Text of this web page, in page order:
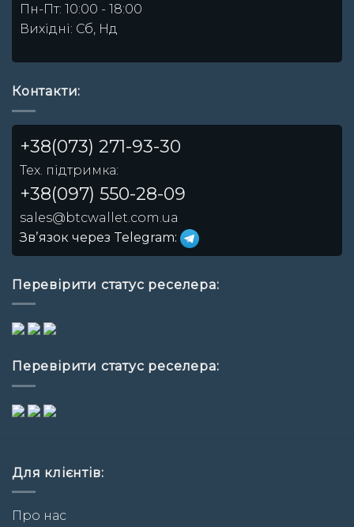
Пн-Пт: 10:00 - 18:00
Вихідні: Сб, Нд
Контакти:
+38(073) 271-93-30
Тех. підтримка:
+38(097) 550-28-09
sales@btcwallet.com.ua
Звʼязок через Telegram:
Перевірити статус реселера:
Перевірити статус реселера:
Для клієнтів:
Про нас